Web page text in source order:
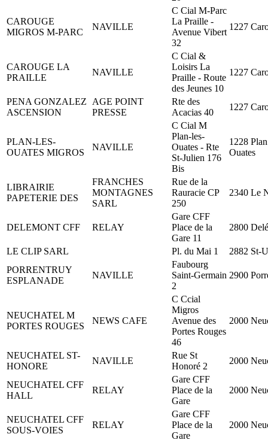
CAROUGE
MIGROS M-PARC
NAVILLE
C Cial M-Parc
La Praille -
Avenue Vibert
32
1227
CAROUGE LA
PRAILLE
NAVILLE
C Cial &
Loisirs La
Praille - Route
des Jeunes 10
1227
PENA GONZALEZ
ASCENSION
AGE POINT
PRESSE
Rte des
Acacias 40
1227
PLAN-LES-
OUATES MIGROS
NAVILLE
C Cial M
Plan-les-
Ouates - Rte
St-Julien 176
Bis
1228
Ouates
LIBRAIRIE
PAPETERIE DES
FRANCHES
MONTAGNES
SARL
Rue de la
Rauracie CP
250
2340 Le
DELEMONT CFF RELAY
Gare CFF
Place de la
Gare 11
2800
LE CLIP SARL Pl. du Mai 1
2882 St-
PORRENTRUY
ESPLANADE
NAVILLE
Faubourg
Saint-Germain
2
2900
NEUCHATEL M
PORTES ROUGES
NEWS CAFE
C Ccial
Migros
Avenue des
Portes Rouges
46
2000
NEUCHATEL ST-
HONORE
NAVILLE
Rue St
Honoré 2
2000
NEUCHATEL CFF
HALL
RELAY
Gare CFF
Place de la
Gare
2000
NEUCHATEL CFF
SOUS-VOIES
RELAY
Gare CFF
Place de la
Gare
2000